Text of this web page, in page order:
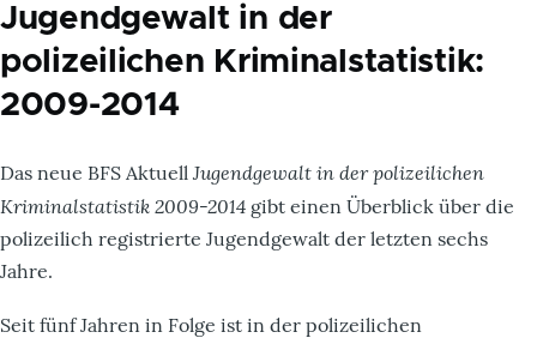
Jugendgewalt in der
polizeilichen Kriminalstatistik:
2009-2014
Das neue BFS Aktuell Jugendgewalt in der polizeilichen
Kriminalstatistik 2009-2014 gibt einen Überblick über die
polizeilich registrierte Jugendgewalt der letzten sechs
Jahre.
Seit fünf Jahren in Folge ist in der polizeilichen